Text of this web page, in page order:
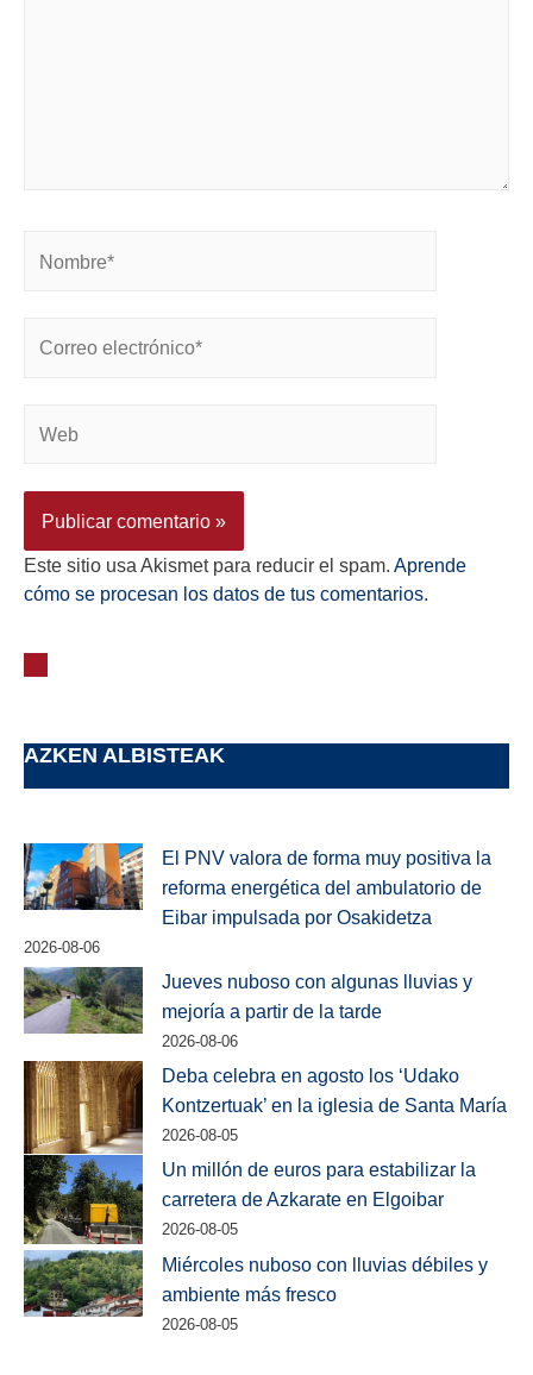
Este sitio usa Akismet para reducir el spam. Aprende
cómo se procesan los datos de tus comentarios.
AZKEN ALBISTEAK
El PNV valora de forma muy positiva la
reforma energética del ambulatorio de
Eibar impulsada por Osakidetza
2026-08-06
Jueves nuboso con algunas lluvias y
mejoría a partir de la tarde
2026-08-06
Deba celebra en agosto los ‘Udako
Kontzertuak’ en la iglesia de Santa María
2026-08-05
Un millón de euros para estabilizar la
carretera de Azkarate en Elgoibar
2026-08-05
Miércoles nuboso con lluvias débiles y
ambiente más fresco
2026-08-05